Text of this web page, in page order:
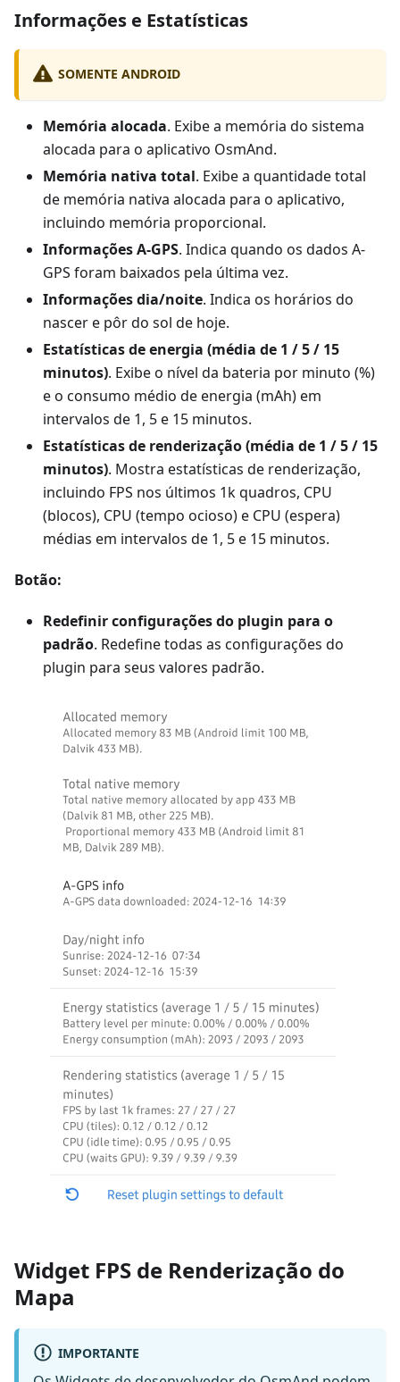
Informações e Estatísticas
SOMENTE ANDROID
Memória alocada. Exibe a memória do sistema
alocada para o aplicativo OsmAnd.
Memória nativa total. Exibe a quantidade total
de memória nativa alocada para o aplicativo,
incluindo memória proporcional.
Informações A-GPS. Indica quando os dados A-
GPS foram baixados pela última vez.
Informações dia/noite. Indica os horários do
nascer e pôr do sol de hoje.
Estatísticas de energia (média de 1 / 5 / 15
minutos). Exibe o nível da bateria por minuto (%)
e o consumo médio de energia (mAh) em
intervalos de 1, 5 e 15 minutos.
Estatísticas de renderização (média de 1 / 5 / 15
minutos). Mostra estatísticas de renderização,
incluindo FPS nos últimos 1k quadros, CPU
(blocos), CPU (tempo ocioso) e CPU (espera)
médias em intervalos de 1, 5 e 15 minutos.
Botão:
Redefinir configurações do plugin para o
padrão. Redefine todas as configurações do
plugin para seus valores padrão.
Widget FPS de Renderização do
Mapa
IMPORTANTE